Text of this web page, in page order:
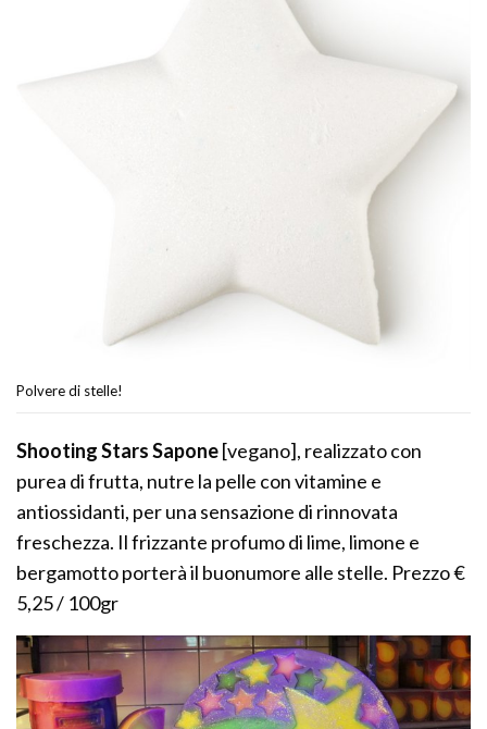
Polvere di stelle!
Shooting Stars Sapone[vegano], realizzato con
purea di frutta, nutre la pelle con vitamine e
antiossidanti, per una sensazione di rinnovata
freschezza. Il frizzante profumo di lime, limone e
bergamotto porterà il buonumore alle stelle. Prezzo €
5,25 / 100gr